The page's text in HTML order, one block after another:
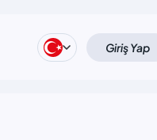
Giriş Yap